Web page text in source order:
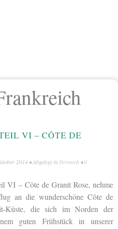
VI – CÔTE DE
2014 • Abgelegt in Fernweh •0
VI – Côte de Granit Rose, nehme
an die wunderschöne Côte de
Küste, die sich im Norden der
guten Frühstück in unserer